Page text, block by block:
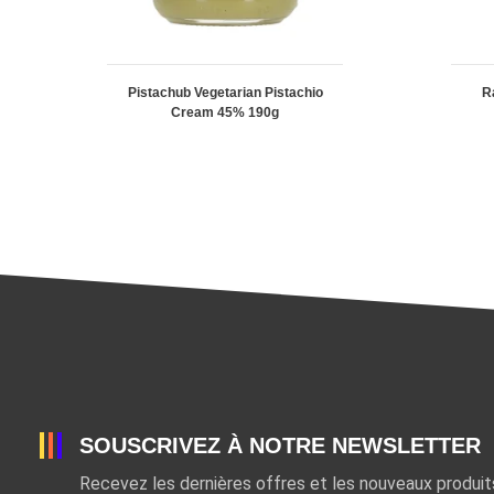
Pistachub Vegetarian Pistachio
Cream 45% 190g
SOUSCRIVEZ À NOTRE NEWSLETTER
Recevez les dernières offres et les nouveaux